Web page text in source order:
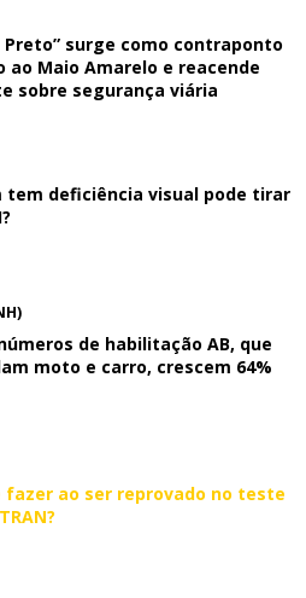
Preto” surge como contraponto
ao Maio Amarelo e reacende
sobre segurança viária
tem deficiência visual pode tirar
de habilitação AB, que
moto e carro, crescem 64%
fazer ao ser reprovado no teste